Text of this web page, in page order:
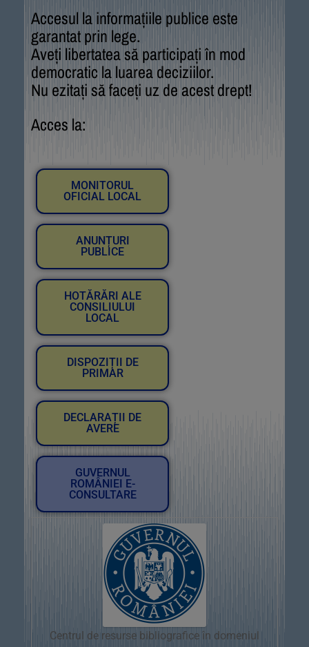
Accesul la informațiile publice este
garantat prin lege.
Aveți libertatea să participați în mod
democratic la luarea deciziilor.
Nu ezitați să faceți uz de acest drept!
Acces la:
MONITORUL
OFICIAL LOCAL
ANUNȚURI
PUBLICE
HOTĂRĂRI ALE
CONSILIULUI
LOCAL
DISPOZIȚII DE
PRIMAR
DECLARAȚII DE
AVERE
GUVERNUL
ROMÂNIEI E-
CONSULTARE
Centrul de resurse bibliografice în domeniul